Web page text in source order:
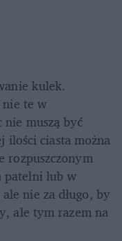
kulek.
te w
muszą być
ilości ciasta można
rozpuszczonym
patelni lub w
nie za długo, by
ale tym razem na